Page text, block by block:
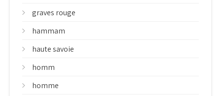
graves rouge
hammam
haute savoie
homm
homme